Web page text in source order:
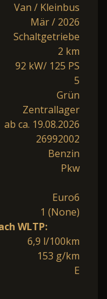
Van / Kleinbus
Mär / 2026
Schaltgetriebe
2 km
92 kW/ 125 PS
5
Grün
Zentrallager
ab ca. 19.08.2026
26992002
Benzin
Pkw
Euro6
1 (None)
WLTP:
6,9 l/100km
153 g/km
E